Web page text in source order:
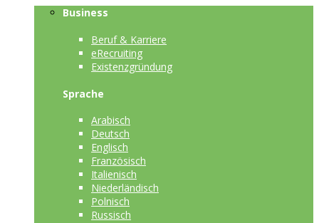
Business
Beruf & Karriere
eRecruiting
Existenzgründung
Sprache
Arabisch
Deutsch
Englisch
Französisch
Italienisch
Niederländisch
Polnisch
Russisch